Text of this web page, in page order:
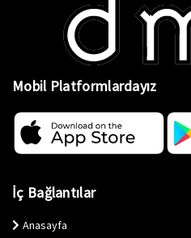
Mobil Platformlardayız
İç Bağlantılar
Anasayfa